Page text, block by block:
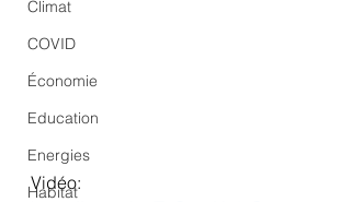
Climat
COVID
Économie
Education
Energies
Habitat
Vidéo: